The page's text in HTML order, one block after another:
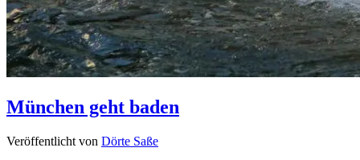
München geht baden
Veröffentlicht von Dörte Saße